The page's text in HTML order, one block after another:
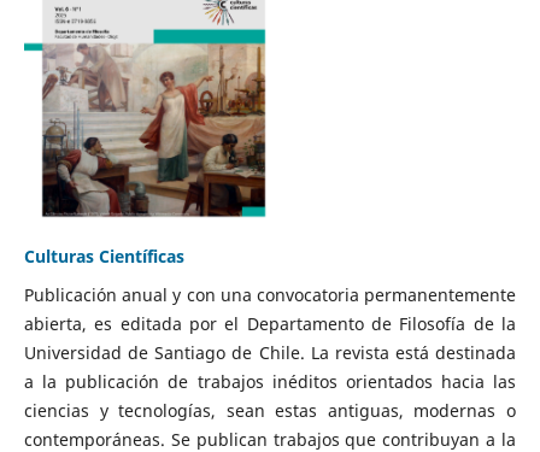
Culturas Científicas
Publicación anual y con una convocatoria permanentemente
abierta, es editada por el Departamento de Filosofía de la
Universidad de Santiago de Chile. La revista está destinada
a la publicación de trabajos inéditos orientados hacia las
ciencias y tecnologías, sean estas antiguas, modernas o
contemporáneas. Se publican trabajos que contribuyan a la